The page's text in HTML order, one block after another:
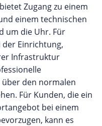
Zugang zu einem
einem technischen
um die Uhr. Für
Einrichtung,
Infrastruktur
den normalen
Für Kunden, die ein
bei einem
kann es